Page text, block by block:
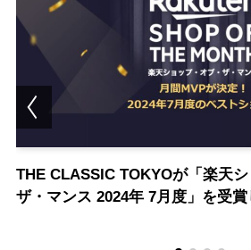
THE CLASSIC TOKYOが「楽天シ
ザ・マンス 2024年 7月度」を受賞